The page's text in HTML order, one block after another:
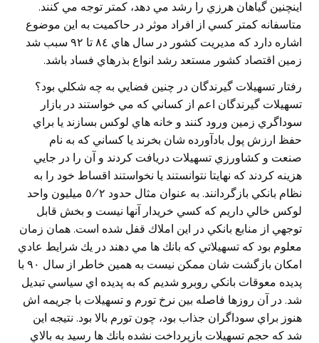
اينچنين گياهان هرزي را رشد مي دهد، كمتر توجه مي كنند.
متاسفانه كمتر كسي از افراد موثر در حاكميت به اين موضوع
اشاره دارد كه مديريت كشور در سال هاي ٨٤ تا ٩٢ سبب شد
زمين اقتصاد كشور مستعد رشد انواع بذرهاي فساد باشد.
رفتار تسهيلات گيرندگان در چنين فضايي به چه شكلي بود؟
تسهيلات گيرندگان اعم از كساني كه مي خواستند در بازار
سوداگري زمين ورود كنند و خانه هاي لوكس بسازند يا براي
حفظ ارزش پول بادآورده شان بخرند يا كساني كه به نام
صنعت و كشاورزي تسهيلات دريافت كردند و آن را در جايي
هزينه كردند كه نهايتا نتوانستند يا نخواستند اقساط خود را به
نظام بانكي بازگردانند. به عنوان مثال حدود ٥/٢ ميليون واحد
لوكس خالي داريم كه كسي خريدار آنها نيست و بخش قابل
توجهي از منابع بانكي در اين املاك قفل شده است. همان زمان
معلوم بود كه تسهيلاتي كه بانك ها مي دهند در يك شرايط عادي
امكان بازگشت شان ممكن نيست به همين خاطر از سال ٩٠ با
پديده معوقات بانكي روبرو شديم كه به پديده اي سياسي تبديل
شد. در آن روزها فاصله بين نرخ تورم و تسهيلات با جريمه اش
هنوز براي سوداگران جذاب بود، چون تورم بالا بود. نتيجه اين
شد كه حجم تسهيلات بازپرداخت نشده بانك ها رسيد به بالاي